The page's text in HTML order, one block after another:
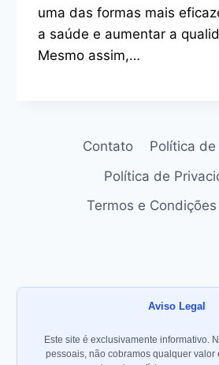
uma das formas mais
a saúde e aumentar a
Mesmo assim,…
Contato
Política de
Política de
Termos e
Aviso Legal
Este site é exclusivamente informativo.
pessoais, não cobramos qualquer valor